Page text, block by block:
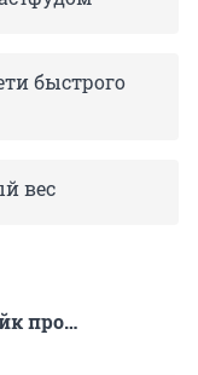
быстрого
вес
про…